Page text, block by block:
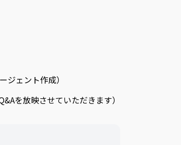
ェント作成）
を放映させていただきます）